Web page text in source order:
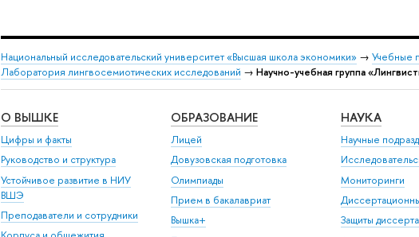
Национальный исследовательский университет «Высшая школа экономики» → Учебные
Лаборатория лингвосемиотических исследований → Научно-учебная группа
О ВЫШКЕ
Цифры и факты
Руководство и структура
Устойчивое развитие в НИУ
ВШЭ
Преподаватели и сотрудники
ОБРАЗОВАНИЕ
Лицей
Довузовская подготовка
Олимпиады
Прием в бакалавриат
Вышка+
НАУКА
Научные
Мониторинги
Защиты